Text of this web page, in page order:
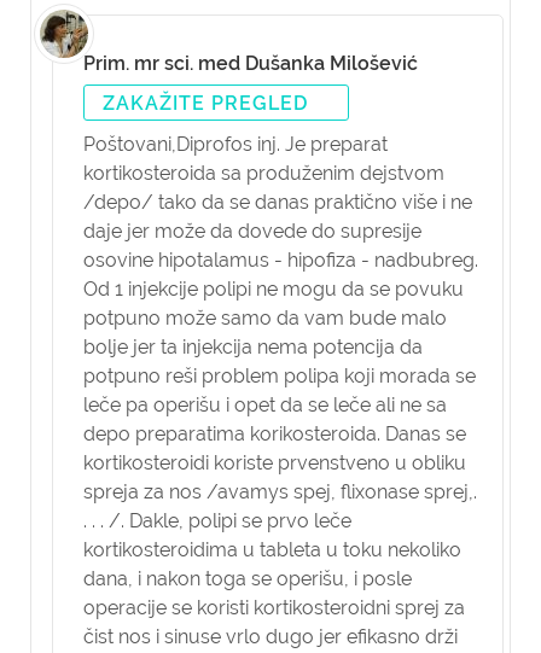
Prim. mr sci. med Dušanka Milošević
ZAKAŽITE PREGLED
Poštovani,Diprofos inj. Je preparat
kortikosteroida sa produženim dejstvom
/depo/ tako da se danas praktično više i ne
daje jer može da dovede do supresije
osovine hipotalamus - hipofiza - nadbubreg.
Od 1 injekcije polipi ne mogu da se povuku
potpuno može samo da vam bude malo
bolje jer ta injekcija nema potencija da
potpuno reši problem polipa koji morada se
leče pa operišu i opet da se leče ali ne sa
depo preparatima korikosteroida. Danas se
kortikosteroidi koriste prvenstveno u obliku
spreja za nos /avamys spej, flixonase sprej,.
. . . /. Dakle, polipi se prvo leče
kortikosteroidima u tableta u toku nekoliko
dana, i nakon toga se operišu, i posle
operacije se koristi kortikosteroidni sprej za
čist nos i sinuse vrlo dugo jer efikasno drži